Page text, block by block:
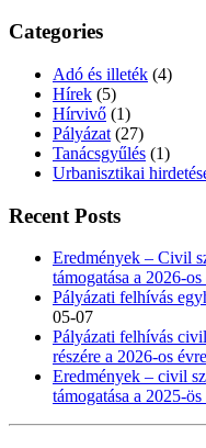
Categories
Adó és illeték (4)
Hírek (5)
Hírvivő (1)
Pályázat (27)
Tanácsgyűlés (1)
Urbanisztikai
Recent Posts
Eredmények – Civil
támogatása a 2026-os
Pályázati felhívás
05-07
Pályázati felhívás
részére a 2026-os évre
Eredmények – civil
támogatása a 2025-ös